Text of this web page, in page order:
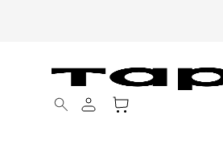
Products search